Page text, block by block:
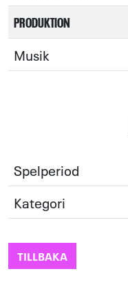
PRODUKTION
Musik
Spelperiod
Kategori
TILLBAKA